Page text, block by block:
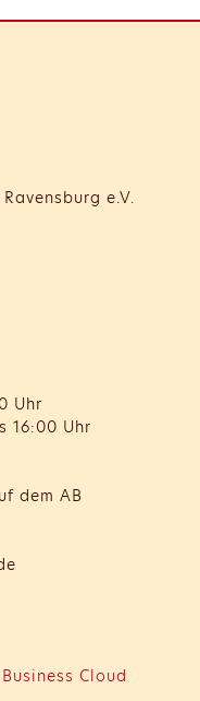
e.V.
Uhr
16:00 Uhr
dem AB
Cloud